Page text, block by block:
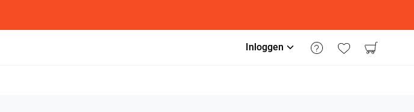
Inloggen